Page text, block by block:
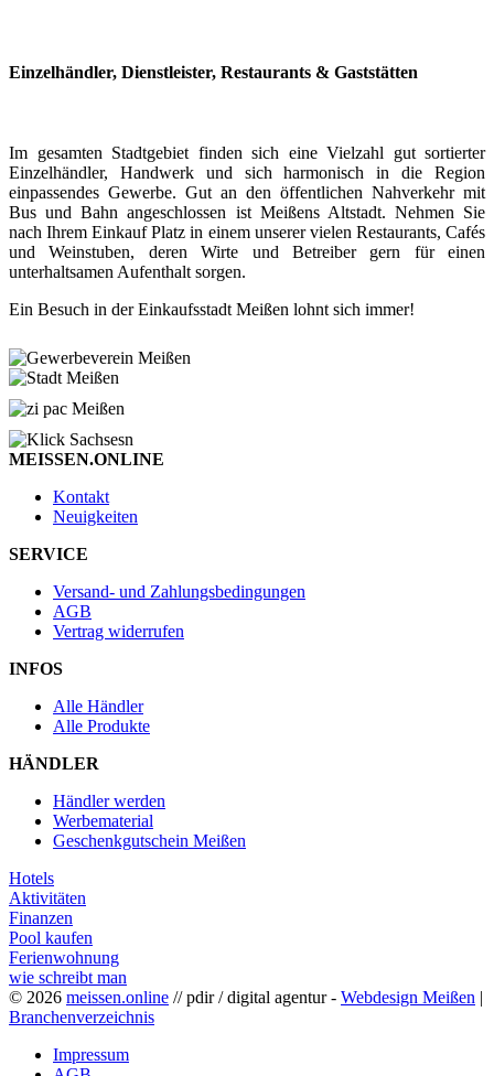
Einzelhändler, Dienstleister, Restaurants & Gaststätten
Im gesamten Stadtgebiet finden sich eine Vielzahl gut sortierter
Einzelhändler, Handwerk und sich harmonisch in die Region
einpassendes Gewerbe. Gut an den öffentlichen Nahverkehr mit
Bus und Bahn angeschlossen ist Meißens Altstadt. Nehmen Sie
nach Ihrem Einkauf Platz in einem unserer vielen Restaurants, Cafés
und Weinstuben, deren Wirte und Betreiber gern für einen
unterhaltsamen Aufenthalt sorgen.
Ein Besuch in der Einkaufsstadt Meißen lohnt sich immer!
MEISSEN.ONLINE
Kontakt
Neuigkeiten
SERVICE
Versand- und Zahlungsbedingungen
AGB
Vertrag widerrufen
INFOS
Alle Händler
Alle Produkte
HÄNDLER
Händler werden
Werbematerial
Geschenkgutschein Meißen
Hotels
Aktivitäten
Finanzen
Pool kaufen
Ferienwohnung
wie schreibt man
© 2026 meissen.online // pdir / digital agentur - Webdesign Meißen |
Branchenverzeichnis
Impressum